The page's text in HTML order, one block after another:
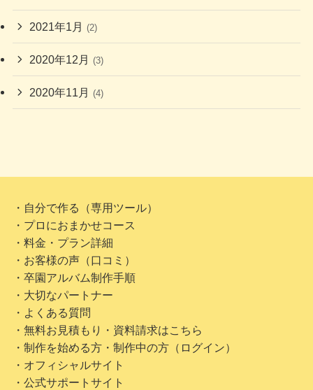
2021年1月 (2)
2020年12月 (3)
2020年11月 (4)
・自分で作る（専用ツール）
・プロにおまかせコース
・料金・プラン詳細
・お客様の声（口コミ）
・卒園アルバム制作手順
・大切なパートナー
・よくある質問
・無料お見積もり・資料請求はこちら
・制作を始める方・制作中の方（ログイン）
・オフィシャルサイト
・公式サポートサイト